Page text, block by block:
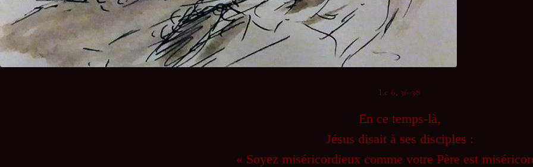
Lc 6, 36-38
En ce temps-là,
Jésus disait à ses disciples :
« Soyez miséricordieux comme votre Père est